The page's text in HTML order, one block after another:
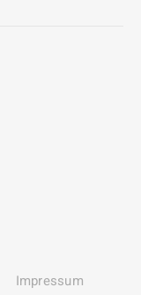
Impressum